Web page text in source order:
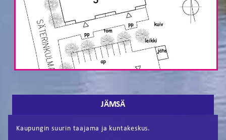
JÄMSÄ
Kaupungin suurin taajama ja kuntakeskus.